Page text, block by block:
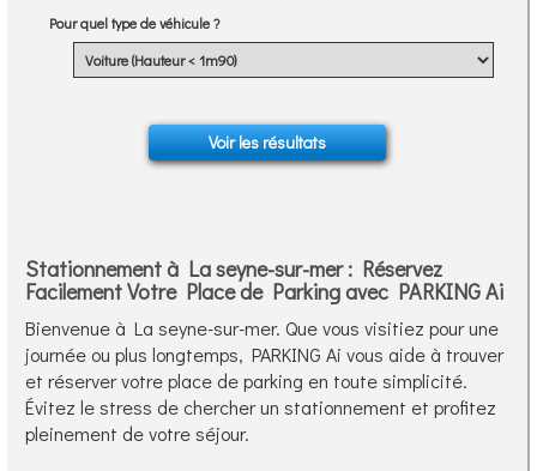
Pour quel type de véhicule ?
Stationnement à La seyne-sur-mer : Réservez
Facilement Votre Place de Parking avec PARKING Ai
Bienvenue à La seyne-sur-mer. Que vous visitiez pour une
journée ou plus longtemps, PARKING Ai vous aide à trouver
et réserver votre place de parking en toute simplicité.
Évitez le stress de chercher un stationnement et profitez
pleinement de votre séjour.